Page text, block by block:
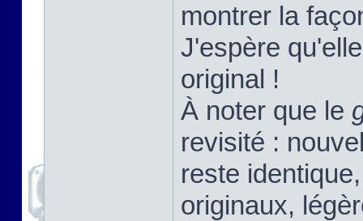
montrer la
J'espère
original !
À noter que le
revisité :
reste
originaux,